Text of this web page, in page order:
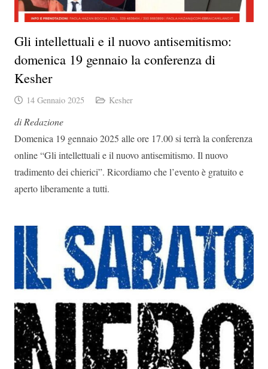
Gli intellettuali e il nuovo antisemitismo:
domenica 19 gennaio la conferenza di
Kesher
14 Gennaio 2025 Kesher
di Redazione
Domenica 19 gennaio 2025 alle ore 17.00 si terrà la conferenza
online “Gli intellettuali e il nuovo antisemitismo. Il nuovo
tradimento dei chierici”. Ricordiamo che l’evento è gratuito e
aperto liberamente a tutti.